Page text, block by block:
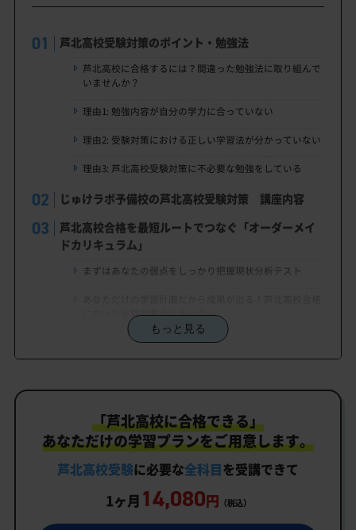
芦北高校受験対策のポイント・勉強法
芦北高校に合格するには？間違った勉強法に取り組んで
いませんか？
理由1: 勉強内容が自分の学力に合っていない
理由2: 受験対策における正しい学習法が分かっていない
理由3: 芦北高校受験対策に不必要な勉強をしている
じゅけラボ予備校の芦北高校受験対策 講座内容
芦北高校合格を最短ルートでつなぐ「オーダーメイ
ドカリキュラム」
まずはあなたの弱点をしっかり把握現状分析テスト
に向けた受験対策カリキュラム
学習効果をしっかり確認定着度テスト
イドカリキュラム」だから成果が出る！
カリキュラムや料金についてお気軽にご相談くださ
い
芦北高校受験専門のオンライン家庭教師「いつでも
クイック指導」もご用意
もっと見る
「芦北高校に合格できる」
あなただけの学習プランをご用意します。
芦北高校受験に必要な全科目を受講できて
1ヶ月 14,080円 （税込）